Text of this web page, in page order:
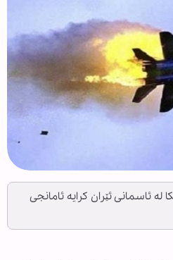
ئاسمانی ئێران کرایە ئامانجی